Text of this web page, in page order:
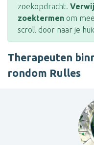
zoekopdracht.
zoektermen om
scroll door naar je
Therapeuten
rondom Rulles